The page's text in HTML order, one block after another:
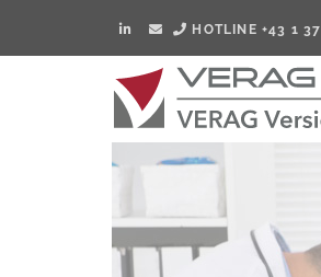
HOTLINE +43 1